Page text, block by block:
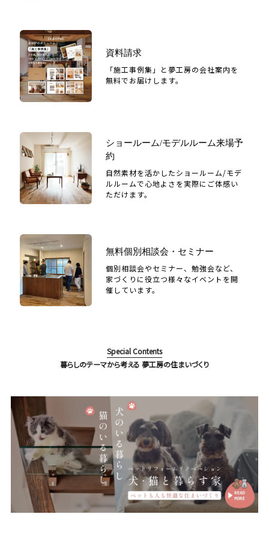
資料請求
「施工事例集」と夢工房の会社案内を
無料でお届けします。
ショールーム/モデルルーム来場予
約
自然素材を活かしたショールーム/モデ
ルルームで心地よさを実際にご体感い
ただけます。
無料個別相談会・セミナー
個別相談会やセミナー、勉強会など、
家づくりに役立つ様々なイベントを開
催しています。
Special Contents
暮らしのテーマから考える 夢工房の住まいづくり